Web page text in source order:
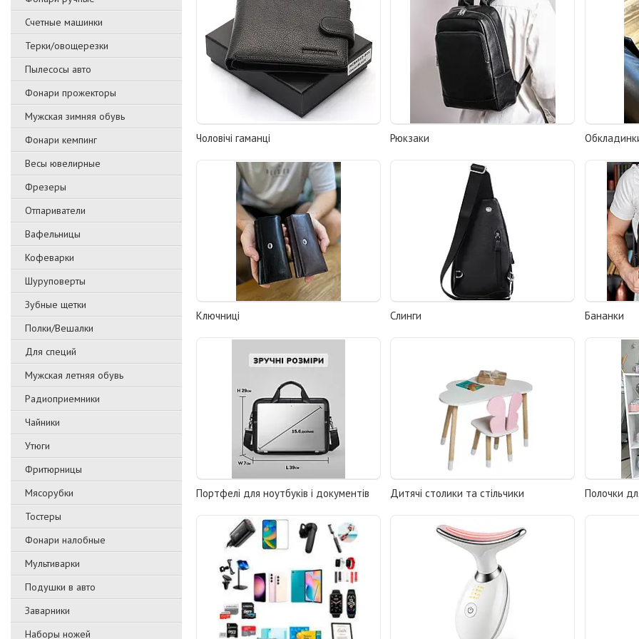
Счетные машинки
Терки/овощерезки
Пылесосы авто
Фонари прожекторы
Мужская зимняя обувь
Фонари кемпинг
Весы ювелирные
Фрезеры
Отпариватели
Вафельницы
Кофеварки
Шуруповерты
Зубные щетки
Полки/Вешалки
Для специй
Мужская летняя обувь
Радиоприемники
Чайники
Утюги
Фритюрницы
Мясорубки
Тостеры
Фонари налобные
Мультиварки
Подушки в авто
Заварники
Наборы ножей
Чоловічі гаманці Рюкзаки
Ключниці Слинги Бананки
Портфелі для ноутбуків і документів Дитячі столики та стільчики Полочки